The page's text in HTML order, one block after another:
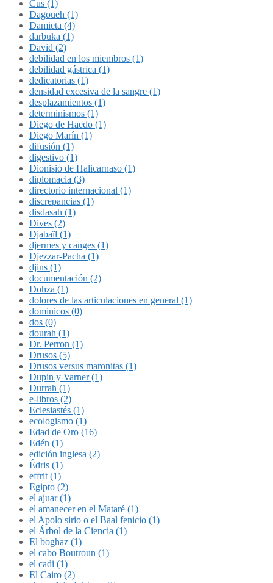
Cus (1)
Dagoueh (1)
Damieta (4)
darbuka (1)
David (2)
debilidad en los miembros (1)
debilidad gástrica (1)
dedicatorias (1)
densidad excesiva de la sangre (1)
desplazamientos (1)
determinismos (1)
Diego de Haedo (1)
Diego Marín (1)
difusión (1)
digestivo (1)
Dionisio de Halicarnaso (1)
diplomacia (3)
directorio internacional (1)
discrepancias (1)
disdasah (1)
Dives (2)
Djabaïl (1)
djermes y canges (1)
Djezzar-Pacha (1)
djins (1)
documentación (2)
Dohza (1)
dolores de las articulaciones en general (1)
dominicos (0)
dos (0)
dourah (1)
Dr. Perron (1)
Drusos (5)
Drusos versus maronitas (1)
Dupin y Varner (1)
Durrah (1)
e-libros (2)
Eclesiastés (1)
ecologismo (1)
Edad de Oro (16)
Edén (1)
edición inglesa (2)
Édris (1)
effrit (1)
Egipto (2)
el ajuar (1)
el amanecer en el Mataré (1)
el Apolo sirio o el Baal fenicio (1)
el Árbol de la Ciencia (1)
El boghaz (1)
el cabo Boutroun (1)
el cadi (1)
El Cairo (2)